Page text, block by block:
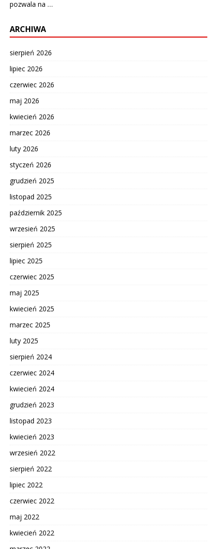
pozwala na …
ARCHIWA
sierpień 2026
lipiec 2026
czerwiec 2026
maj 2026
kwiecień 2026
marzec 2026
luty 2026
styczeń 2026
grudzień 2025
listopad 2025
październik 2025
wrzesień 2025
sierpień 2025
lipiec 2025
czerwiec 2025
maj 2025
kwiecień 2025
marzec 2025
luty 2025
sierpień 2024
czerwiec 2024
kwiecień 2024
grudzień 2023
listopad 2023
kwiecień 2023
wrzesień 2022
sierpień 2022
lipiec 2022
czerwiec 2022
maj 2022
kwiecień 2022